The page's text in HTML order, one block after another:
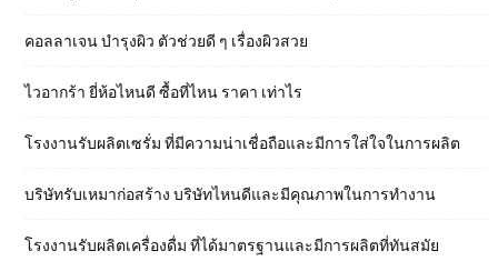
คอลลาเจน บำรุงผิว ตัวช่วยดี ๆ เรื่องผิวสวย
ไวอากร้า ยี่ห้อไหนดี ซื้อที่ไหน ราคา เท่าไร
โรงงานรับผลิตเซรั่ม ที่มีความน่าเชื่อถือและมีการใส่ใจในการผลิต
บริษัทรับเหมาก่อสร้าง บริษัทไหนดีและมีคุณภาพในการทำงาน
โรงงานรับผลิตเครื่องดื่ม ที่ได้มาตรฐานและมีการผลิตที่ทันสมัย